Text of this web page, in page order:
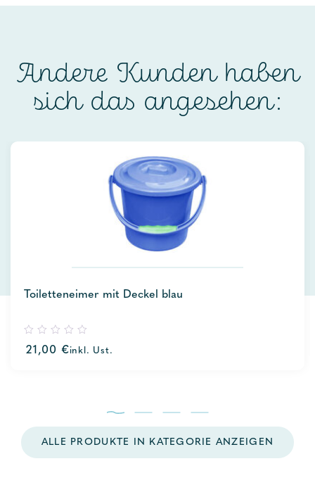
Andere Kunden haben
sich das angesehen:
Toiletteneimer mit Deckel blau
out
21,00 €inkl. Ust.
ALLE PRODUKTE IN KATEGORIE ANZEIGEN